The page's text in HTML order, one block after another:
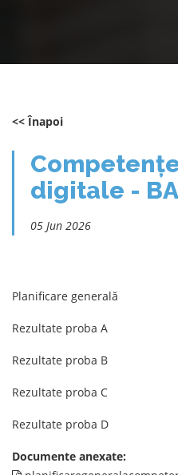
<< Înapoi
digitale -
05 Jun 2026
Planificare generală
Rezultate proba A
Rezultate proba B
Rezultate proba C
Rezultate proba D
Documente anexate: